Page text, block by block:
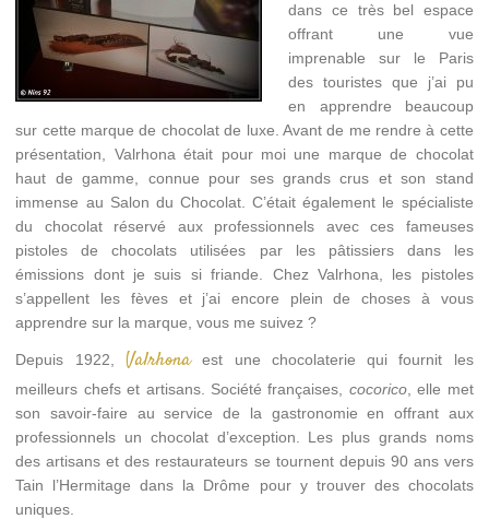
dans ce très bel espace
offrant une vue
imprenable sur le Paris
des touristes que j’ai pu
en apprendre beaucoup
sur cette marque de chocolat de luxe. Avant de me rendre à cette
présentation, Valrhona était pour moi une marque de chocolat
haut de gamme, connue pour ses grands crus et son stand
immense au Salon du Chocolat. C’était également le spécialiste
du chocolat réservé aux professionnels avec ces fameuses
pistoles de chocolats utilisées par les pâtissiers dans les
émissions dont je suis si friande. Chez Valrhona, les pistoles
s’appellent les fèves et j’ai encore plein de choses à vous
apprendre sur la marque, vous me suivez ?
Depuis 1922, Valrhonaest une chocolaterie qui fournit les
meilleurs chefs et artisans. Société françaises, cocorico, elle met
son savoir-faire au service de la gastronomie en offrant aux
professionnels un chocolat d’exception. Les plus grands noms
des artisans et des restaurateurs se tournent depuis 90 ans vers
Tain l’Hermitage dans la Drôme pour y trouver des chocolats
uniques.